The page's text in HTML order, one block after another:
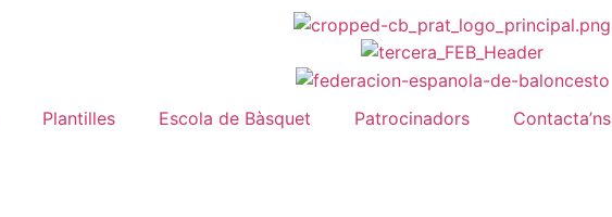
Plantilles Escola de Bàsquet Patrocinadors
Contacta’ns